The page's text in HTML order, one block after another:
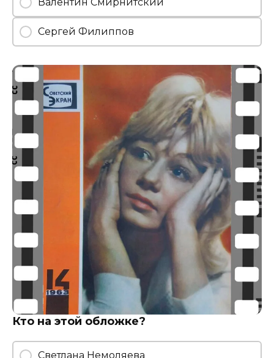
Сергей Филиппов
Кто на этой обложке?
Светлана Немоляева